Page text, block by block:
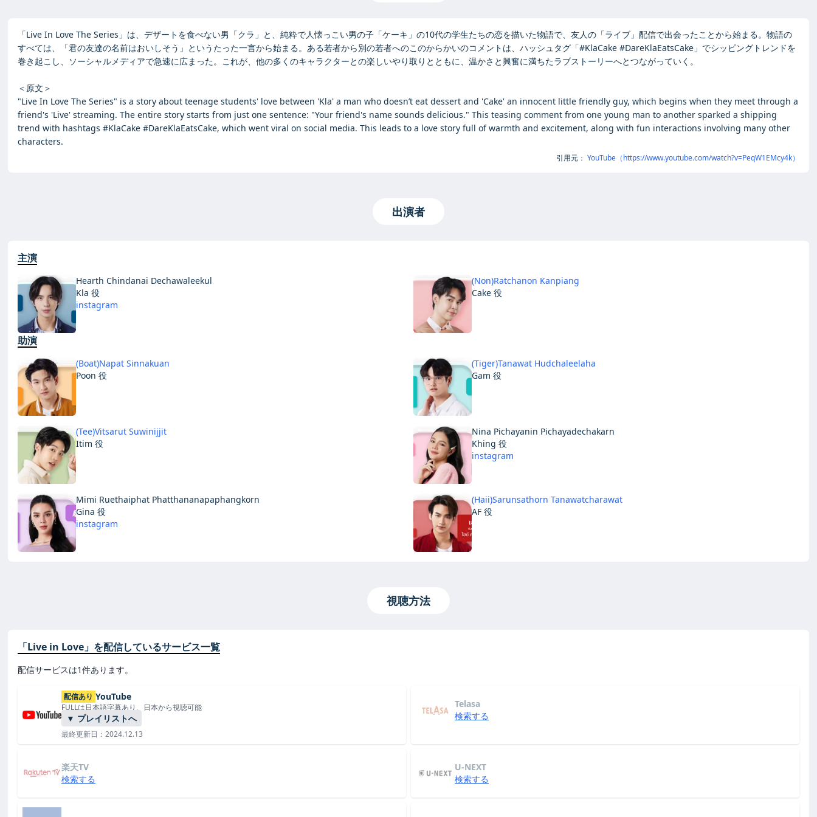
「Live In Love The Series」は、デザートを食べない男「クラ」と、純粋で人懐っこい男の子「ケーキ」の10代の学生たちの恋を描いた物語で、友人の「ライブ」配信で出会ったことから始まる。物語の
すべては、「君の友達の名前はおいしそう」というたった一言から始まる。ある若者から別の若者へのこのからかいのコメントは、ハッシュタグ「#KlaCake #DareKlaEatsCake」でシッピングトレンドを
巻き起こし、ソーシャルメディアで急速に広まった。これが、他の多くのキャラクターとの楽しいやり取りとともに、温かさと興奮に満ちたラブストーリーへとつながっていく。
＜原文＞
"Live In Love The Series" is a story about teenage students' love between 'Kla' a man who doesn’t eat dessert and 'Cake' an innocent little friendly guy, which begins when they meet through a
friend's 'Live' streaming. The entire story starts from just one sentence: "Your friend's name sounds delicious." This teasing comment from one young man to another sparked a shipping
trend with hashtags #KlaCake #DareKlaEatsCake, which went viral on social media. This leads to a love story full of warmth and excitement, along with fun interactions involving many other
characters.
引用元： YouTube（https://www.youtube.com/watch?v=PeqW1EMcy4k）
出演者
主演
Hearth Chindanai Dechawaleekul
Kla 役
instagram
(Non)Ratchanon Kanpiang
Cake 役
助演
(Boat)Napat Sinnakuan
Poon 役
(Tiger)Tanawat Hudchaleelaha
Gam 役
(Tee)Vitsarut Suwinijjit
Itim 役
Nina Pichayanin Pichayadechakarn
Khing 役
instagram
Mimi Ruethaiphat Phatthananapaphangkorn
Gina 役
instagram
(Haii)Sarunsathorn Tanawatcharawat
AF 役
視聴方法
「Live in Love」を配信しているサービス一覧
配信サービスは1件あります。
配信あり YouTube
FULLは日本語字幕あり、日本から視聴可能
▼ プレイリストへ
最終更新日：2024.12.13
Telasa
検索する
楽天TV
検索する
U-NEXT
検索する